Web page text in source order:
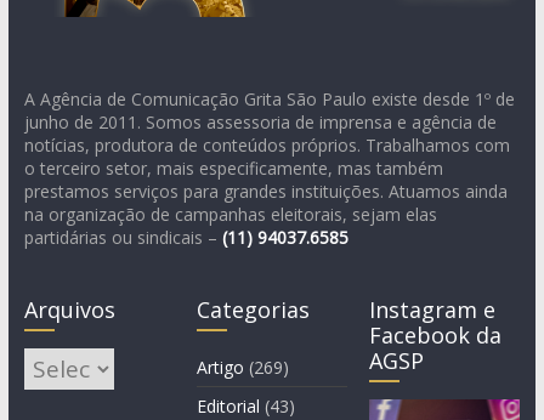
A Agência de Comunicação Grita São Paulo existe desde 1º de
junho de 2011. Somos assessoria de imprensa e agência de
notícias, produtora de conteúdos próprios. Trabalhamos com
o terceiro setor, mais especificamente, mas também
prestamos serviços para grandes instituições. Atuamos ainda
na organização de campanhas eleitorais, sejam elas
partidárias ou sindicais – (11) 94037.6585
Arquivos
Arquivos
Categorias
Artigo (269)
Editorial (43)
Instagram e
Facebook da
AGSP